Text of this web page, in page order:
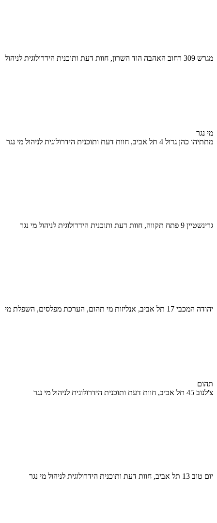
מגרש 309 רחוב האהבה הוד השרון, חוות דעת ותוכנית הידרולוגית לניהול
מי נגר
מתתיהו כהן גדול 4 תל אביב, חוות דעת ותוכנית הידרולוגית לניהול מי נגר
גרינשטיין 9 פתח תקווה, חוות דעת ותוכנית הידרולוגית לניהול מי נגר
יהודה המכבי 17 תל אביב, אנליזות מי תהום, הערכת מפלסים, השפלת מי
תהום
צ'לנוב 45 תל אביב, חוות דעת ותוכנית הידרולוגית לניהול מי נגר
יום טוב 13 תל אביב, חוות דעת ותוכנית הידרולוגית לניהול מי נגר